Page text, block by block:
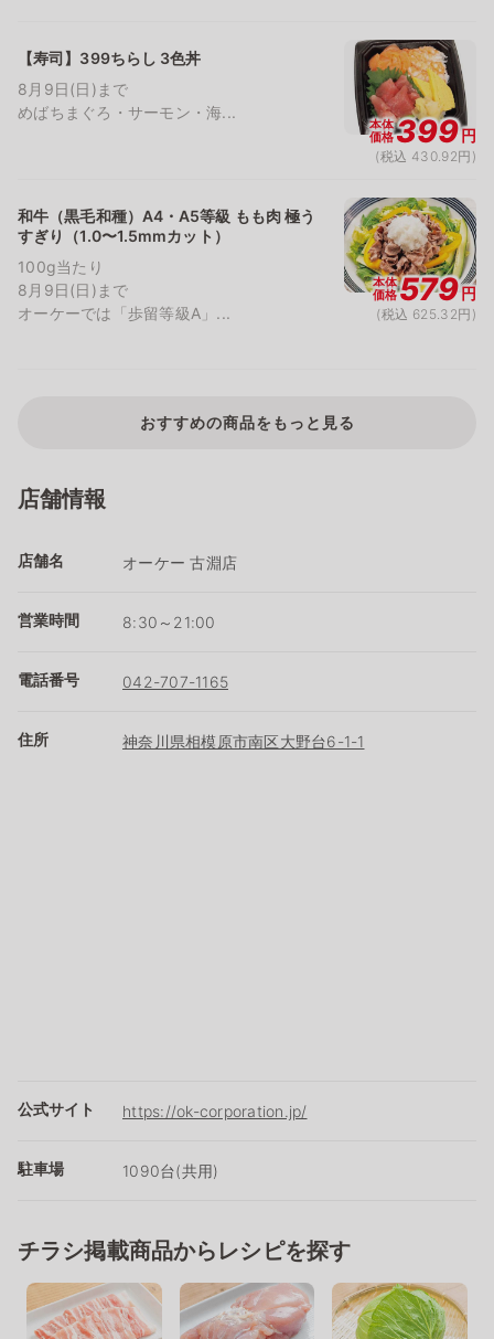
【寿司】399ちらし 3色丼
8月9日(日)まで
めばちまぐろ・サーモン・海...
本体
価格399円
(税込 430.92円)
和牛（黒毛和種）A4・A5等級 もも肉 極う
すぎり（1.0〜1.5mmカット）
100g当たり
8月9日(日)まで
オーケーでは「歩留等級A」...
本体
価格579円
(税込 625.32円)
おすすめの商品をもっと見る
店舗情報
店舗名 オーケー 古淵店
営業時間 8:30～21:00
電話番号 042-707-1165
住所 神奈川県相模原市南区大野台6-1-1
公式サイト https://ok-corporation.jp/
駐車場 1090台(共用)
チラシ掲載商品からレシピを探す